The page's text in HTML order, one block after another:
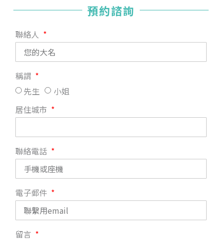
預約諮詢
聯絡人
稱謂
先生
小姐
居住城市
聯絡電話
電子郵件
留言